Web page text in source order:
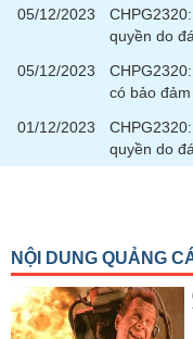
05/12/2023
quyền do
05/12/2023
có bảo đảm
01/12/2023
quyền do